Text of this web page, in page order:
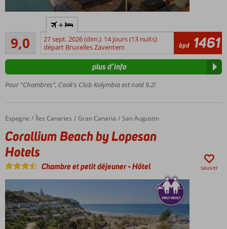
uniquement
Bel hôtel
moderne
Belle
piscine
de la
plage
restaurants
9,0Excellente
6
commentaires
+
27 sept. 2026 (dim.) 14 jours (13 nuits)
départ Bruxelles Zaventem
àpd 1461
Pour “Chambres”, Cook's Club Kolymbia est noté 9,2!
plus d’info
Accueil
Espagne Îles Canaries Gran Canaria San Augustin
Corallium Beach by Lopesan Hotels
Corallium Beach by Lopesan
Hotels
Chambre et petit déjeuner-Hôtel sauver